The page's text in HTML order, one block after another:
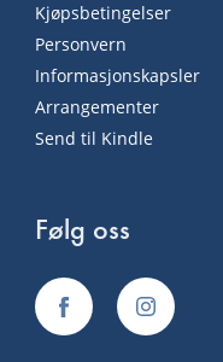
Kjøpsbetingelser
Personvern
Informasjonskapsler
Arrangementer
Send til Kindle
Følg oss